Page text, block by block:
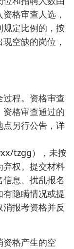
格审查人选，
定比例的，按
空缺的岗位，
程。资格审查
格审查通过的
点另行公告，详
tzgg），未按
弃权。提交材料
息、扰乱报名
隐瞒情况或提
报考资格并反
格产生的空